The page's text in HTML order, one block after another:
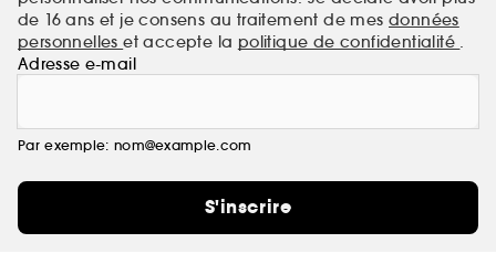
de 16 ans et je consens au traitement de mes données
personnelleset accepte la politique de confidentialité .
Adresse e-mail
Par exemple: nom@example.com
S'inscrire